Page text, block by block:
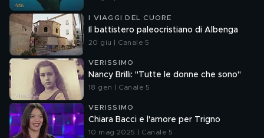
I VIAGGI DEL CUORE
Il battistero paleocristiano di Albenga
20 giu | Canale 5
VERISSIMO
Nancy Brilli: "Tutte le donne che sono"
18 gen | Canale 5
VERISSIMO
Chiara Bacci e l'amore per Trigno
10 mag 2025 | Canale 5